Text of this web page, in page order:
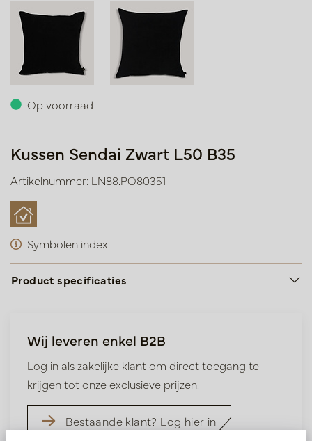
Op voorraad
Kussen Sendai Zwart L50 B35
Artikelnummer: LN88.PO80351
Symbolen index
Product specificaties
Wij leveren enkel B2B
Log in als zakelijke klant om direct toegang te
krijgen tot onze exclusieve prijzen.
Bestaande klant? Log hier in